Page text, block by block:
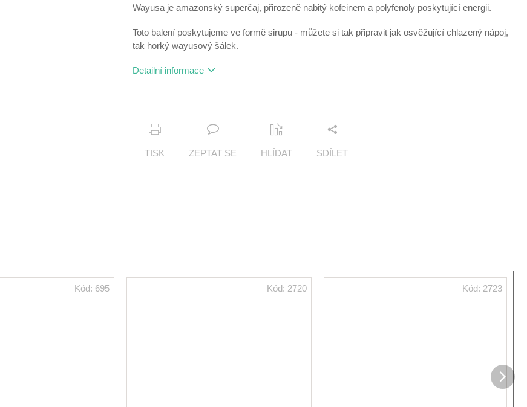
Wayusa je amazonský superčaj, přirozeně nabitý kofeinem a polyfenoly poskytující energii.
Toto balení poskytujeme ve formě sirupu - můžete si tak připravit jak osvěžující chlazený nápoj,
tak horký wayusový šálek.
Detailní informace
TISK ZEPTAT SE HLÍDAT SDÍLET
Kód: 695 Kód: 2720 Kód: 2723